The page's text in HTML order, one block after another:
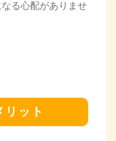
る心配がありませ
リット